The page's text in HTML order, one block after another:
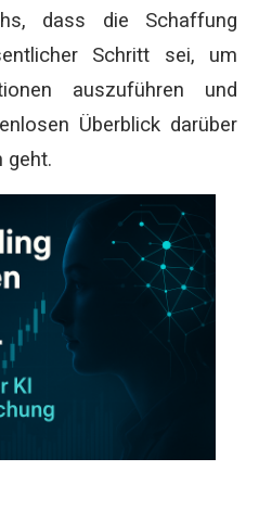
dass die Schaffung
Schritt sei, um
auszuführen und
Überblick darüber
geht.